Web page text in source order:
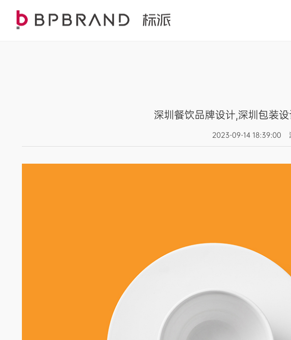
深圳餐饮品牌设计,深圳包装
2023-09-14 18:39:00